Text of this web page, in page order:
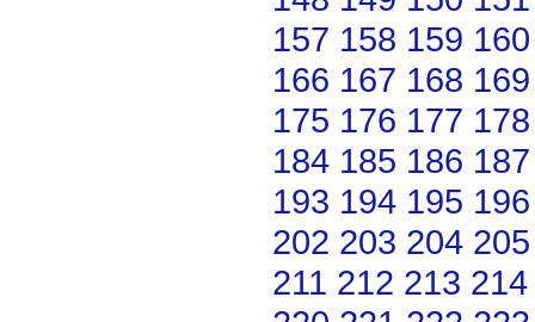
157 158 159 160
166 167 168 169
175 176 177 178
184 185 186 187
193 194 195 196
202 203 204 205
211 212 213 214